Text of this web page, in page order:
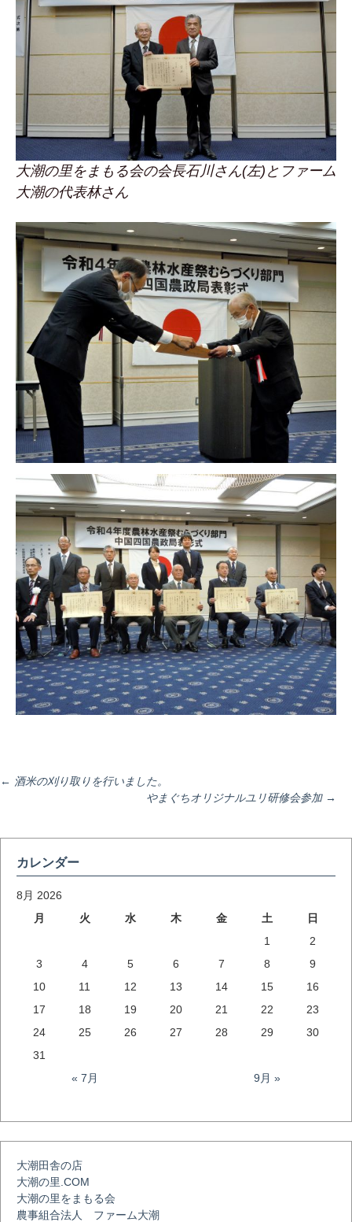
大潮の里をまもる会の会長石川さん(左)とファーム
大潮の代表林さん
投
稿
ナ
ゲ
ー
ョ
ン
← 酒米の刈り取りを行いました。
やまぐちオリジナルユリ研修会参加 →
カレンダー
8月 2026
月
火 水 木 金 土
日
1
2
3
4 5 6 7 8
9
10
11 12 13 14 15
16
17
18 19 20 21 22
23
24
25 26 27 28 29
30
31
« 7月
9月 »
大潮田舎の店
大潮の里.COM
大潮の里をまもる会
農事組合法人 ファーム大潮